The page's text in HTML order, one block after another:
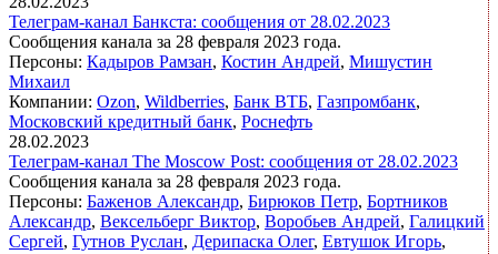
Телеграм-канал Банкста: сообщения от 28.02.2023
Сообщения канала за 28 февраля 2023 года.
Персоны: Кадыров Рамзан, Костин Андрей, Мишустин
Михаил
Компании: Ozon, Wildberries, Банк ВТБ, Газпромбанк,
Московский кредитный банк, Роснефть
28.02.2023
Телеграм-канал The Moscow Post: сообщения от 28.02.2023
Сообщения канала за 28 февраля 2023 года.
Персоны: Баженов Александр, Бирюков Петр, Бортников
Александр, Вексельберг Виктор, Воробьев Андрей, Галицкий
Сергей, Гутнов Руслан, Дерипаска Олег, Евтушок Игорь,